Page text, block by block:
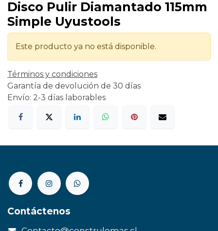
Disco Pulir Diamantado 115mm
Simple Uyustools
Este producto ya no está disponible.
Términos y condiciones
Garantía de devolución de 30 días
Envío: 2-3 días laborables
Contáctenos